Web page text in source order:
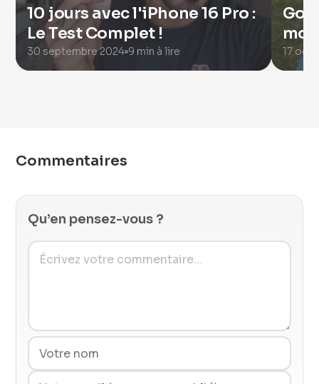
10 jours avec l'iPhone 16 Pro :
Le Test Complet !
30 septembre 2024 9 min à lire 17
Commentaires
Qu’en pensez-vous ?